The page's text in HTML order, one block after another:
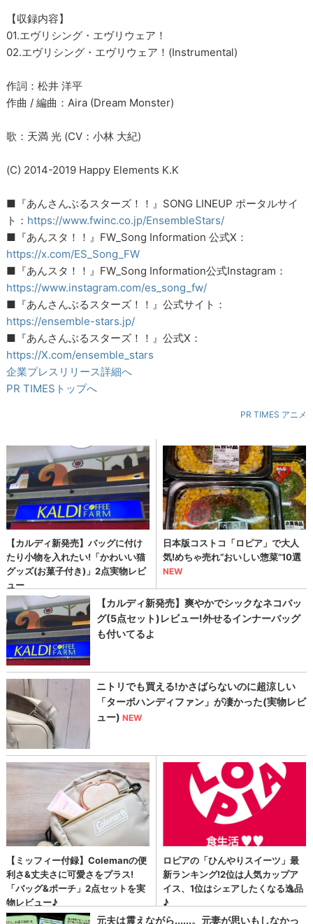
【収録内容】
01.エヴリシング・エヴリウェア！
02.エヴリシング・エヴリウェア！(Instrumental)
作詞：松井 洋平
作曲 / 編曲：Aira (Dream Monster)
歌：天満 光 (CV：小林 大紀)
(C) 2014-2019 Happy Elements K.K
■『あんさんぶるスターズ！！』SONG LINEUP ポータルサイ
ト： https://www.fwinc.co.jp/EnsembleStars/
■『あんスタ！！』FW_Song Information 公式X：
https://x.com/ES_Song_FW
■『あんスタ！！』FW_Song Information公式Instagram：
https://www.instagram.com/es_song_fw/
■『あんさんぶるスターズ！！』公式サイト：
https://ensemble-stars.jp/
■『あんさんぶるスターズ！！』公式X：
https://X.com/ensemble_stars
企業プレスリリース詳細へ
PR TIMESトップへ
PR TIMES アニメ